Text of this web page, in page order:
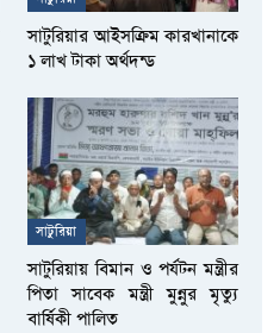
সাটুরিয়ার আইসক্রিম কারখানাকে
১ লাখ টাকা অর্থদন্ড
সাটুরিয়া
সাটুরিয়ায় বিমান ও পর্যটন মন্ত্রীর
পিতা সাবেক মন্ত্রী মুন্নুর মৃত্যু
বার্ষিকী পালিত